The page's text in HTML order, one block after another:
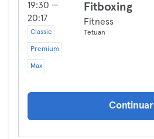
19:30 —
20:17
Classic
Premium
Max
Fitboxing
Fitness
Tetuan
Continuar